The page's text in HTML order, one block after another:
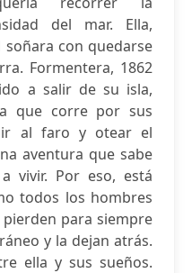
del mar. Ella,
soñara con quedarse
Formentera, 1862
a salir de su isla,
que corre por sus
al faro y otear el
aventura que sabe
vivir. Por eso, está
todos los hombres
para siempre
y la dejan atrás.
ella y sus sueños.